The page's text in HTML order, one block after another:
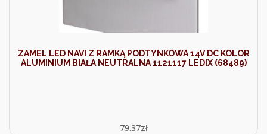
ZAMEL LED NAVI Z RAMKĄ PODTYNKOWA 14V DC KOLOR
ALUMINIUM BIAŁA NEUTRALNA 1121117 LEDIX (68489)
79.37zł